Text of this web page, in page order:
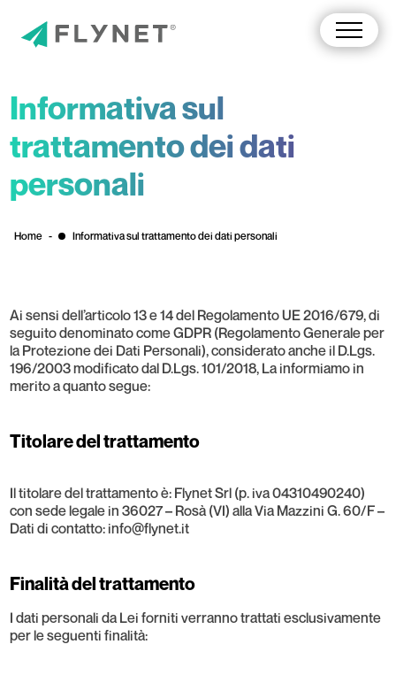
Informativa sul
trattamento dei dati
personali
Home - Informativa sul trattamento dei dati personali
Ai sensi dell’articolo 13 e 14 del Regolamento UE 2016/679, di
seguito denominato come GDPR (Regolamento Generale per
la Protezione dei Dati Personali), considerato anche il D.Lgs.
196/2003 modificato dal D.Lgs. 101/2018, La informiamo in
merito a quanto segue:
Titolare del trattamento
Il titolare del trattamento è: Flynet Srl (p. iva 04310490240)
con sede legale in 36027 – Rosà (VI) alla Via Mazzini G. 60/F –
Dati di contatto: info@flynet.it
Finalità del trattamento
I dati personali da Lei forniti verranno trattati esclusivamente
per le seguenti finalità: